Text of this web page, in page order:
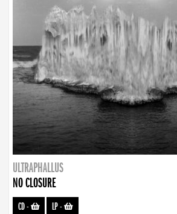
ULTRAPHALLUS
NO CLOSURE
CD- LP-